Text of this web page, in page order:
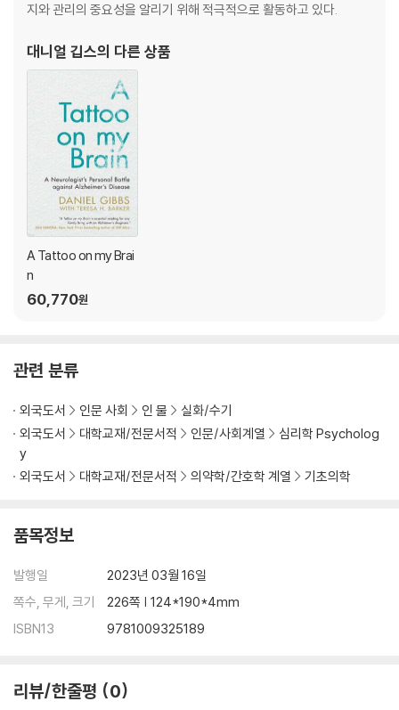
지와 관리의 중요성을 알리기 위해 적극적으로 활동하고 있다.
대니얼 깁스의 다른 상품
A Tattoo on my Brai
n
60,770원
관련 분류
외국도서 인문 사회 인 물
실화/수기
외국도서
대학교재/전문서적 인문/사회계열
심리학 Psycholog
y
외국도서
대학교재/전문서적 의약학/간호학 계열 기초의학
품목정보
발행일
2023년 03월 16일
쪽수, 무게, 크기
226쪽 | 124*190*4mm
ISBN13
9781009325189
리뷰/한줄평 0